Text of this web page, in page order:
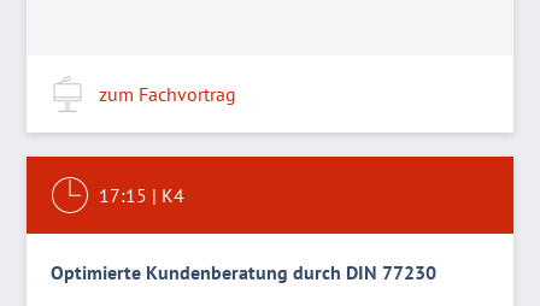
zum Fachvortrag
17:15 | K4
Optimierte Kundenberatung durch DIN 77230